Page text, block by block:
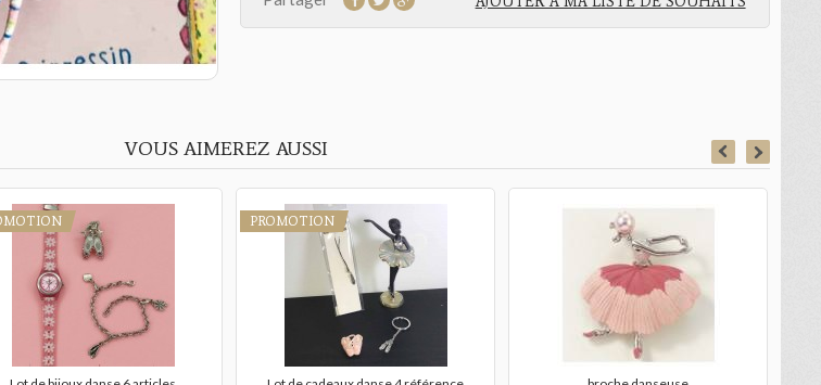
VOUS AIMEREZ AUSSI
chaussons strass blanc et étain
doré
20,00 €
charm's paire de chausson
3,00 €
bracelet chausson de danse
10,00 €